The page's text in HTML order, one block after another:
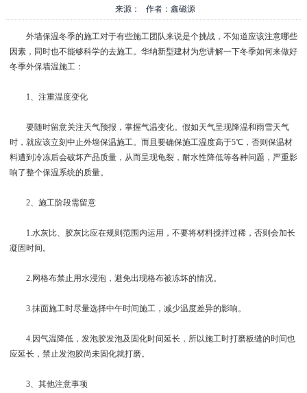
来源： 作者：鑫磁源
外墙保温冬季的施工对于有些施工团队来说是个挑战，不知道应该注意哪些
因素，同时也不能够科学的去施工。华纳新型建材为您讲解一下冬季如何来做好
冬季外保墙温施工：
1、注重温度变化
要随时留意关注天气预报，掌握气温变化。假如天气呈现降温和雨雪天气
时，就应该立刻中止外墙保温施工。而且要确保施工温度高于5℃，否则保温材
料遭到冷冻后会破坏产品质量，从而呈现龟裂，耐水性降低等各种问题，严重影
响了整个保温系统的质量。
2、施工阶段需留意
1.水灰比、胶灰比应在规则范围内运用，不要将材料搅拌过稀，否则会加长
凝固时间。
2.网格布禁止用水浸泡，避免出现格布被冻坏的情况。
3.抹面施工时尽量选择中午时间施工，减少温度差异的影响。
4.因气温降低，发泡胶发泡及固化时间延长，所以施工时打磨板缝的时间也
应延长，禁止发泡胶尚未固化就打磨。
3、其他注意事项